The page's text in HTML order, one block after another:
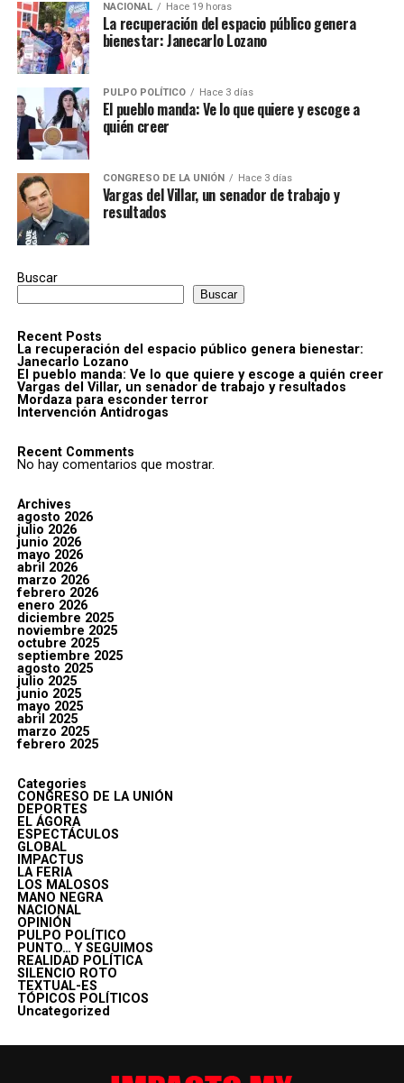
NACIONAL Hace 19 horas
La recuperación del espacio público genera
bienestar: Janecarlo Lozano
PULPO POLÍTICO Hace 3 días
El pueblo manda: Ve lo que quiere y escoge a
quién creer
CONGRESO DE LA UNIÓN Hace 3 días
Vargas del Villar, un senador de trabajo y
resultados
Buscar
Buscar
Recent Posts
La recuperación del espacio público genera bienestar:
Janecarlo Lozano
El pueblo manda: Ve lo que quiere y escoge a quién creer
Vargas del Villar, un senador de trabajo y resultados
Mordaza para esconder terror
Intervención Antidrogas
Recent Comments
No hay comentarios que mostrar.
Archives
agosto 2026
julio 2026
junio 2026
mayo 2026
abril 2026
marzo 2026
febrero 2026
enero 2026
diciembre 2025
noviembre 2025
octubre 2025
septiembre 2025
agosto 2025
julio 2025
junio 2025
mayo 2025
abril 2025
marzo 2025
febrero 2025
Categories
CONGRESO DE LA UNIÓN
DEPORTES
EL ÁGORA
ESPECTÁCULOS
GLOBAL
IMPACTUS
LA FERIA
LOS MALOSOS
MANO NEGRA
NACIONAL
OPINIÓN
PULPO POLÍTICO
PUNTO… Y SEGUIMOS
REALIDAD POLÍTICA
SILENCIO ROTO
TEXTUAL-ES
TÓPICOS POLÍTICOS
Uncategorized